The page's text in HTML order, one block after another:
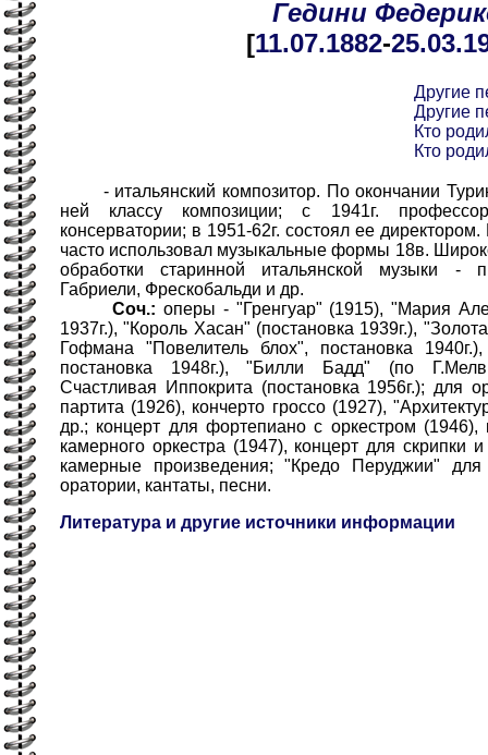
Гедини
[11.07.1882-25.03
Другие
Другие
Кто
Кто
- итальянский композитор. По окончании
ней классу композиции; с 1941г.
консерватории; в 1951-62г. состоял ее
часто использовал музыкальные формы 18в.
обработки старинной итальянской музыки -
Габриели, Фрескобальди и др.
Соч.: оперы - "Гренгуар" (1915), "Мария
1937г.), "Король Хасан" (постановка 1939г.),
Гофмана "Повелитель блох", постановка
постановка 1948г.), "Билли Бадд" (по
Счастливая Иппокрита (постановка 1956г.); для
партита (1926), кончерто гроссо (1927),
др.; концерт для фортепиано с оркестром
камерного оркестра (1947), концерт для скрипки
камерные произведения; "Кредо Перуджии"
оратории, кантаты, песни.
Литература и другие источники информации